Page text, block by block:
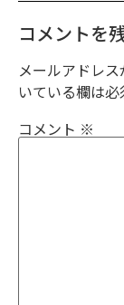
コメントを
メールアドレ
いている欄は
コメント ※